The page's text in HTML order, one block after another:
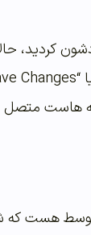
کردید،
هاست متصل
وسط هست که